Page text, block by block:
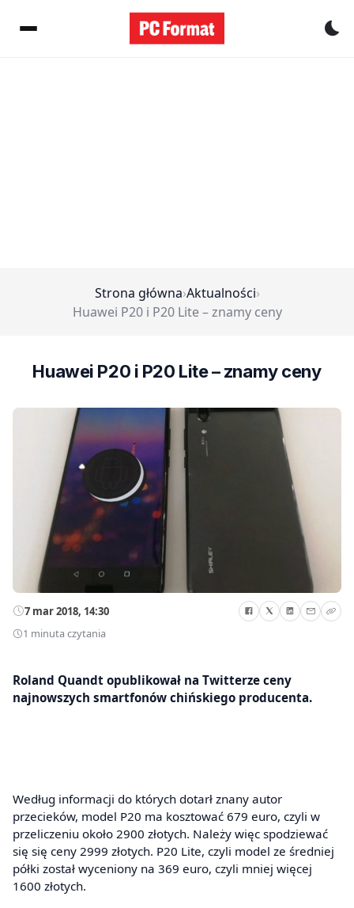
Strona główna›Aktualności›
Huawei P20 i P20 Lite – znamy ceny
Huawei P20 i P20 Lite – znamy ceny
7 mar 2018, 14:30
1 minuta czytania
Roland Quandt opublikował na Twitterze ceny
najnowszych smartfonów chińskiego producenta.
Według informacji do których dotarł znany autor
przecieków, model P20 ma kosztować 679 euro, czyli w
przeliczeniu około 2900 złotych. Należy więc spodziewać
się się ceny 2999 złotych. P20 Lite, czyli model ze średniej
półki został wyceniony na 369 euro, czyli mniej więcej
1600 złotych.